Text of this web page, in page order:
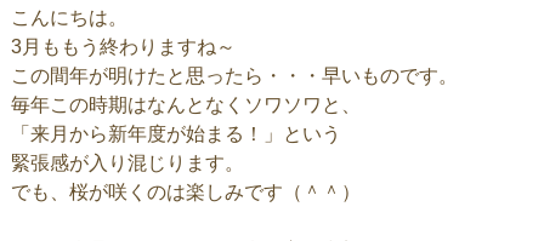
こんにちは。
3月ももう終わりますね～
この間年が明けたと思ったら・・・早いものです。
毎年この時期はなんとなくソワソワと、
「来月から新年度が始まる！」という
緊張感が入り混じります。
でも、桜が咲くのは楽しみです（＾＾）